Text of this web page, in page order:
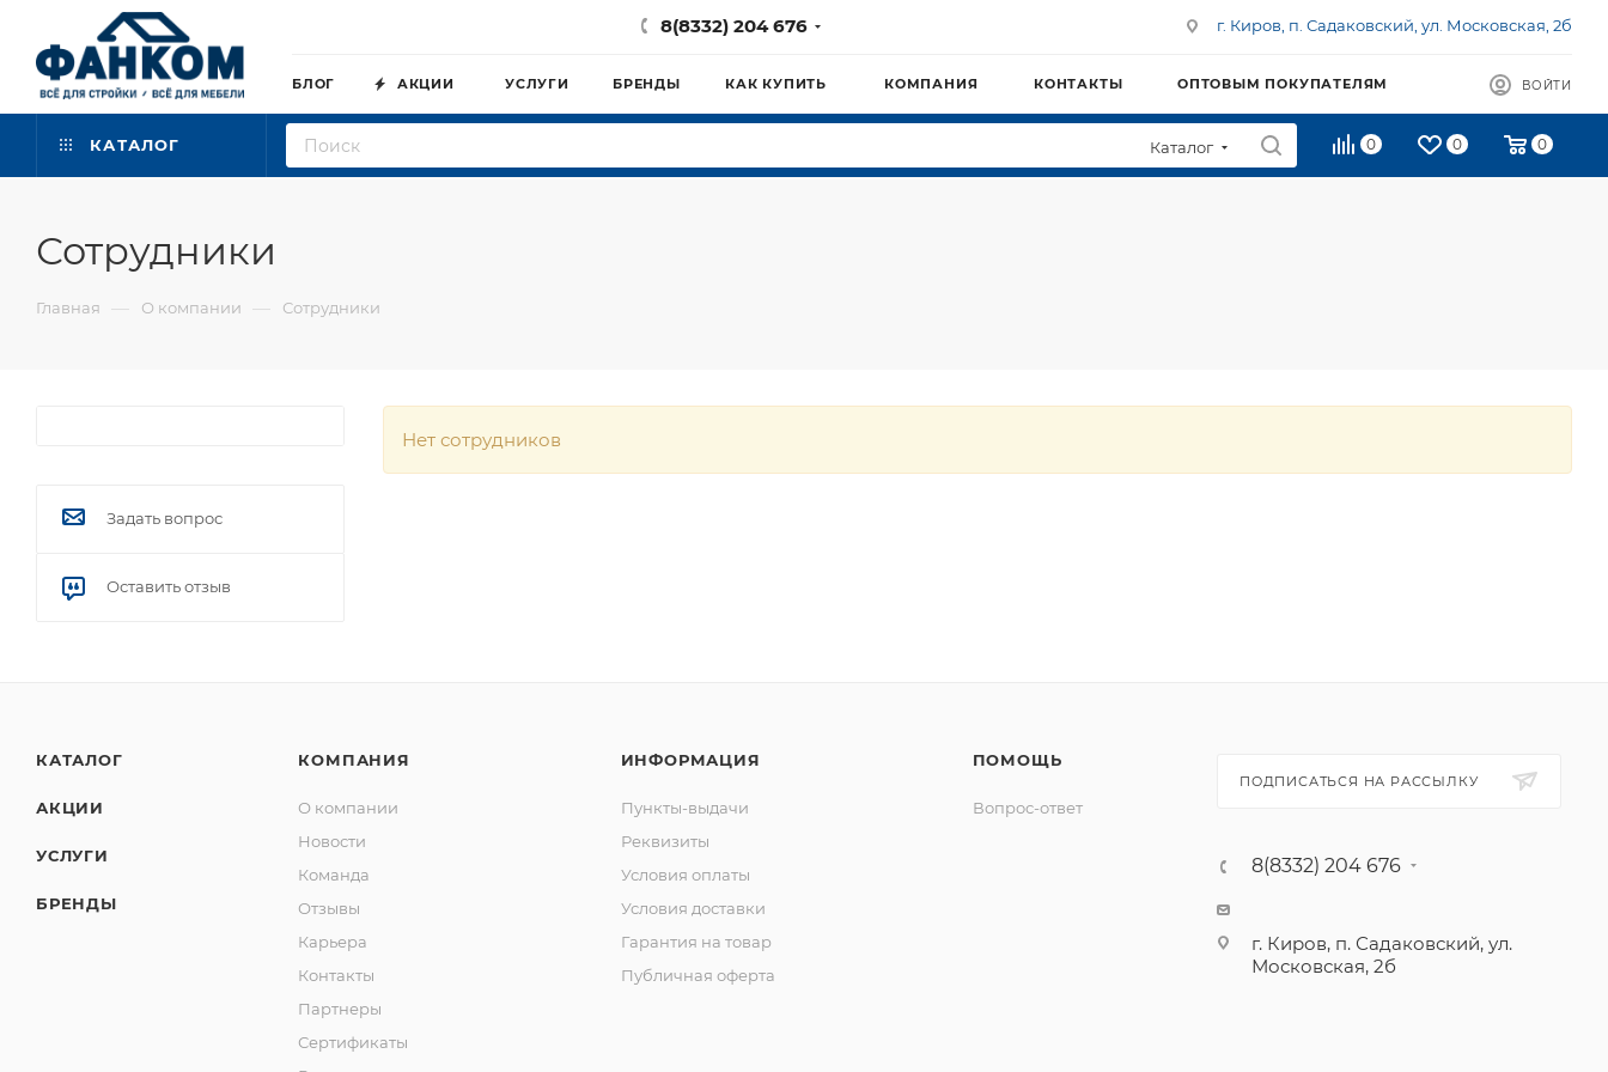
8(8332) 204 676 г. Киров, п. Садаковский, ул. Московская, 2б
БЛОГ АКЦИИ УСЛУГИ БРЕНДЫ КАК КУПИТЬ КОМПАНИЯ КОНТАКТЫ ОПТОВЫМ ПОКУПАТЕЛЯМ ВОЙТИ
КАТАЛОГ Каталог 0 0 0
Сотрудники
Главная — О компании — Сотрудники
Нет сотрудников
Задать вопрос
Оставить отзыв
КАТАЛОГ
АКЦИИ
УСЛУГИ
БРЕНДЫ
КОМПАНИЯ
О компании
Новости
Команда
Отзывы
Карьера
Контакты
Партнеры
Сертификаты
ИНФОРМАЦИЯ
Пункты-выдачи
Реквизиты
Условия оплаты
Условия доставки
Гарантия на товар
Публичная оферта
ПОМОЩЬ
Вопрос-ответ
ПОДПИСАТЬСЯ НА РАССЫЛКУ
8(8332) 204 676
г. Киров, п. Садаковский, ул.
Московская, 2б